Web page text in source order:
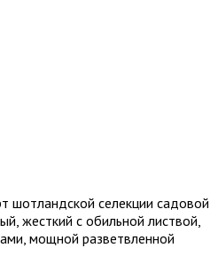
шотландской селекции садовой
жесткий с обильной листвой,
мощной разветвленной